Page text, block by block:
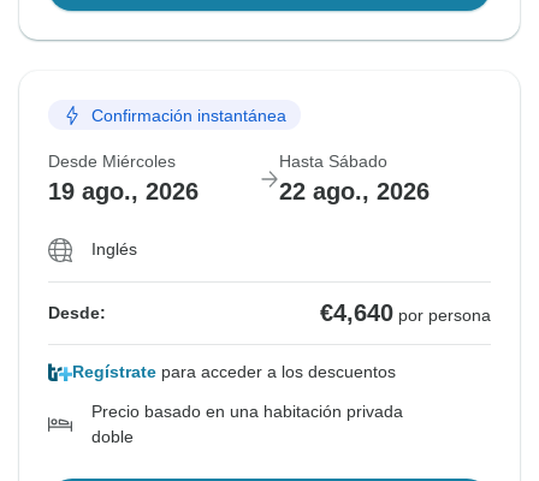
Confirmación instantánea
Desde Miércoles
19 ago., 2026
Hasta Sábado
22 ago., 2026
Inglés
Desde: €4,640 por persona
Regístrate para acceder a los descuentos
Precio basado en una habitación privada
doble